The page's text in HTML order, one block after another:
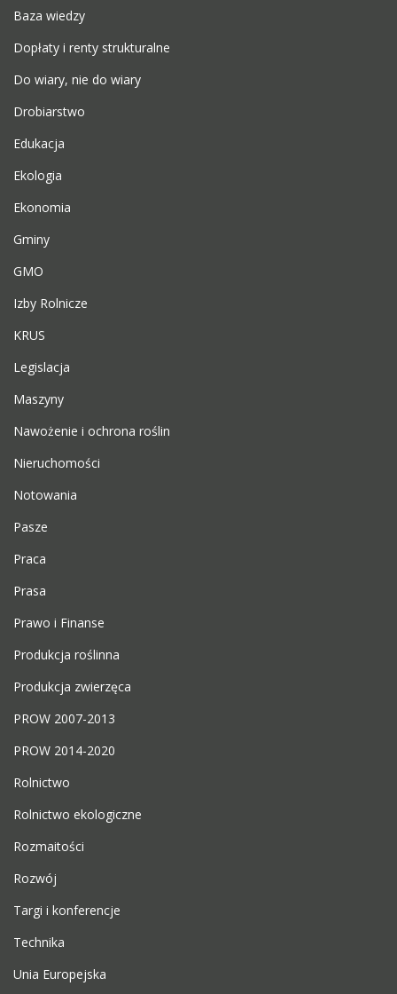
Baza wiedzy
Dopłaty i renty strukturalne
Do wiary, nie do wiary
Drobiarstwo
Edukacja
Ekologia
Ekonomia
Gminy
GMO
Izby Rolnicze
KRUS
Legislacja
Maszyny
Nawożenie i ochrona roślin
Nieruchomości
Notowania
Pasze
Praca
Prasa
Prawo i Finanse
Produkcja roślinna
Produkcja zwierzęca
PROW 2007-2013
PROW 2014-2020
Rolnictwo
Rolnictwo ekologiczne
Rozmaitości
Rozwój
Targi i konferencje
Technika
Unia Europejska